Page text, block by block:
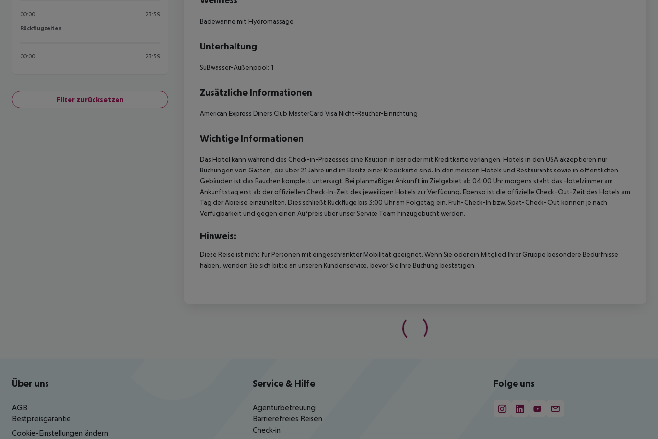
00:00 23:59
Rückflugzeiten
Rückflugzeiten
00:00 23:59
Filter zurücksetzen
Badewanne mit Hydromassage
Unterhaltung
Süßwasser-Außenpool: 1
Zusätzliche Informationen
American Express Diners Club MasterCard Visa Nicht-Raucher-Einrichtung
Wichtige Informationen
Das Hotel kann während des Check-in-Prozesses eine Kaution in bar oder mit Kreditkarte verlangen. Hotels in den USA akzeptieren nur
Buchungen von Gästen, die über 21 Jahre und im Besitz einer Kreditkarte sind. In den meisten Hotels und Restaurants sowie in öffentlichen
Gebäuden ist das Rauchen komplett untersagt. Bei planmäßiger Ankunft im Zielgebiet ab 04:00 Uhr morgens steht das Hotelzimmer am
Ankunftstag erst ab der offiziellen Check-In-Zeit des jeweiligen Hotels zur Verfügung. Ebenso ist die offizielle Check-Out-Zeit des Hotels am
Tag der Abreise einzuhalten. Dies schließt Rückflüge bis 3:00 Uhr am Folgetag ein. Früh-Check-In bzw. Spät-Check-Out können je nach
Verfügbarkeit und gegen einen Aufpreis über unser Service Team hinzugebucht werden.
Hinweis:
Diese Reise ist nicht für Personen mit eingeschränkter Mobilität geeignet. Wenn Sie oder ein Mitglied Ihrer Gruppe besondere Bedürfnisse
haben, wenden Sie sich bitte an unseren Kundenservice, bevor Sie Ihre Buchung bestätigen.
Footer navigation
Über uns
AGB
Bestpreisgarantie
Cookie-Einstellungen ändern
Service & Hilfe
Agenturbetreuung
Barrierefreies Reisen
Check-in
Folge uns